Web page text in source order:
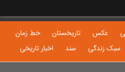
عکس تاریخستان
خط زمان
سبک زندگی سند اخبار تاریخی